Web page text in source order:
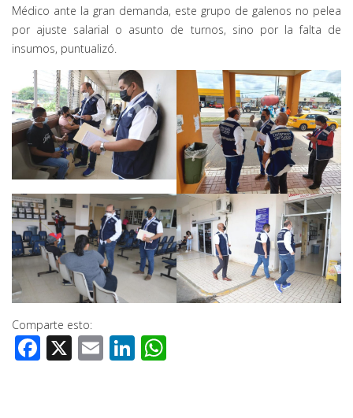
Médico ante la gran demanda, este grupo de galenos no pelea
por ajuste salarial o asunto de turnos, sino por la falta de
insumos, puntualizó.
Comparte esto:
Facebook
X EmailLinkedIn